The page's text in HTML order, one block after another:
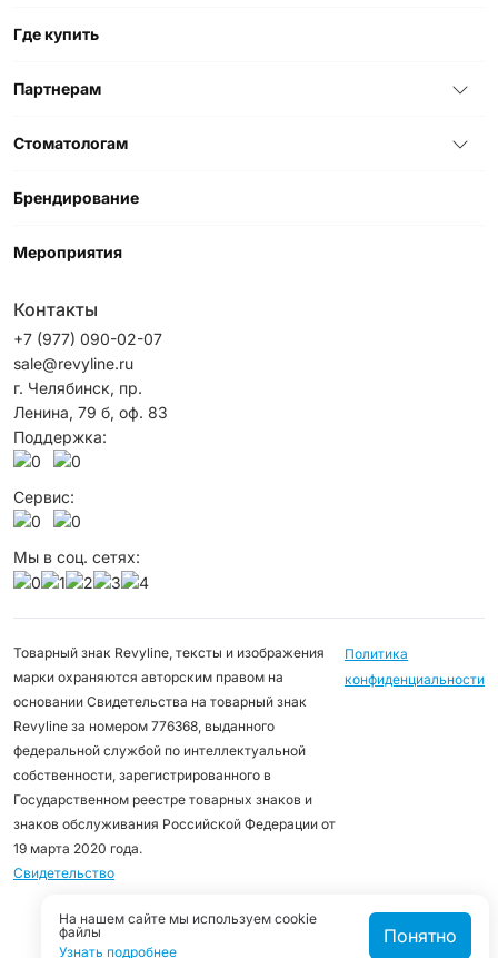
Где купить
Партнерам
Стоматологам
Брендирование
Мероприятия
Контакты
+7 (977) 090-02-07
sale@revyline.ru
г. Челябинск, пр.
Ленина, 79 б, оф. 83
Поддержка:
Сервис:
Мы в соц. сетях:
Товарный знак Revyline, тексты и изображения
марки охраняются авторским правом на
основании Свидетельства на товарный знак
Revyline за номером 776368, выданного
федеральной службой по интеллектуальной
собственности, зарегистрированного в
Государственном реестре товарных знаков и
знаков обслуживания Российской Федерации от
19 марта 2020 года.
Свидетельство
Политика
конфиденциальности
На нашем сайте мы используем cookie
файлы
Узнать подробнее
Понятно